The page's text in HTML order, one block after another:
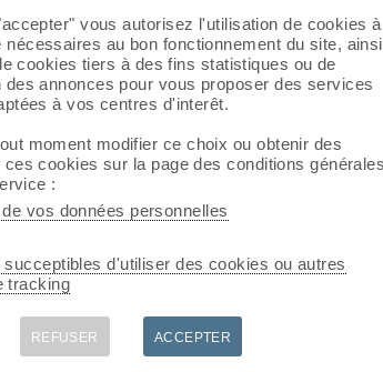
Dénivelé
Ski
Départ
Le Boréon (parking de ski de fond)
Le Boréon (Parking d'hiver du col de
Aisone, parking de Centro Fondo
Bagni di Vinadio (1410 m)
vous autorisez l'utilisation de cookies à
nécessaires au bon fonctionnement du site, ainsi
cookies tiers à des fins statistiques ou de
des annonces pour vous proposer des services
à vos centres d'interêt.
moment modifier ce choix ou obtenir des
cookies sur la page des conditions générales
:
vos données personnelles
succeptibles d'utiliser des cookies ou autres
tracking
REFUSER ACCEPTER